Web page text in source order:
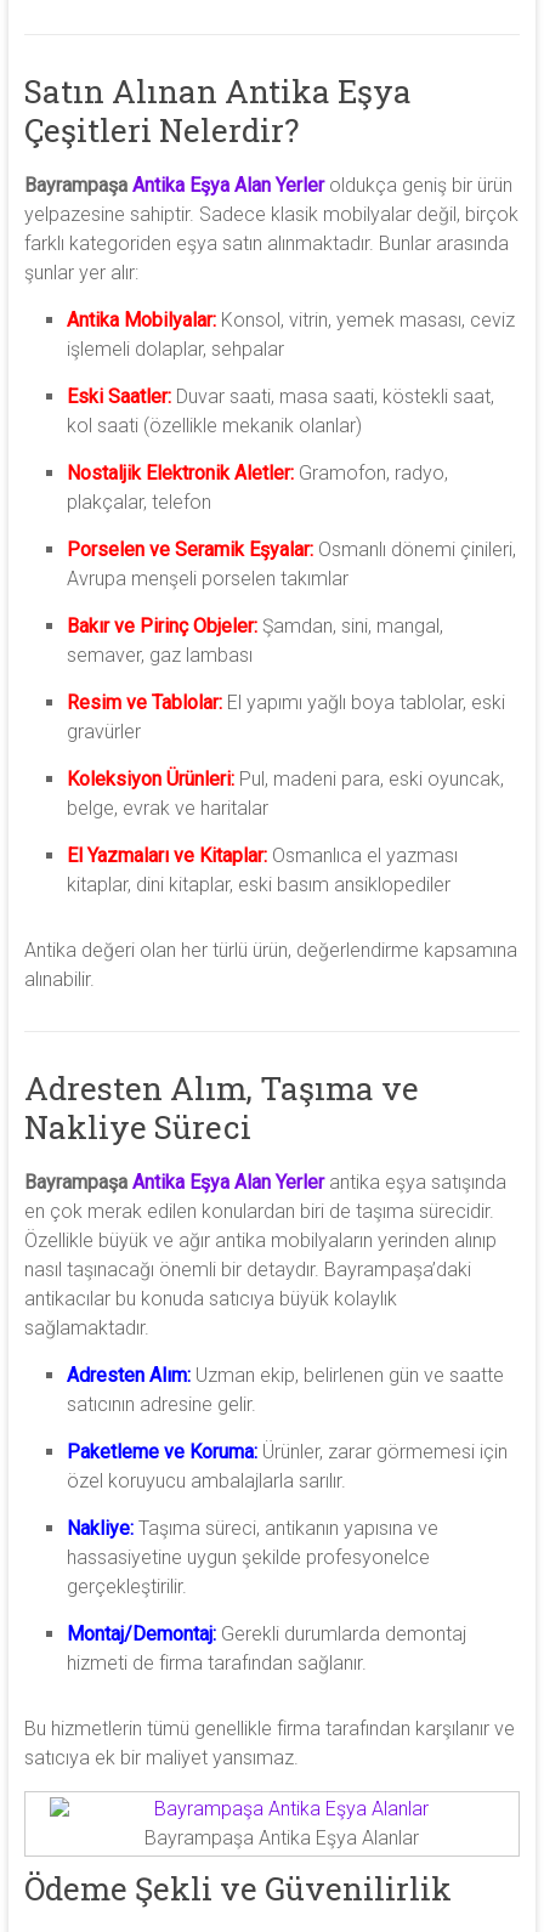
Satın Alınan Antika Eşya
Çeşitleri Nelerdir?
Bayrampaşa Antika Eşya Alan Yerleroldukça geniş bir ürün
yelpazesine sahiptir. Sadece klasik mobilyalar değil, birçok
farklı kategoriden eşya satın alınmaktadır. Bunlar arasında
şunlar yer alır:
Antika Mobilyalar:Konsol, vitrin, yemek masası, ceviz
işlemeli dolaplar, sehpalar
Eski Saatler:Duvar saati, masa saati, köstekli saat,
kol saati (özellikle mekanik olanlar)
Nostaljik Elektronik Aletler:Gramofon, radyo,
plakçalar, telefon
Porselen ve Seramik Eşyalar: Osmanlı dönemi çinileri,
Avrupa menşeli porselen takımlar
Bakır ve Pirinç Objeler:Şamdan, sini, mangal,
semaver, gaz lambası
Resim ve Tablolar:El yapımı yağlı boya tablolar, eski
gravürler
Koleksiyon Ürünleri:Pul, madeni para, eski oyuncak,
belge, evrak ve haritalar
El Yazmaları ve Kitaplar:Osmanlıca el yazması
kitaplar, dini kitaplar, eski basım ansiklopediler
Antika değeri olan her türlü ürün, değerlendirme kapsamına
alınabilir.
Adresten Alım, Taşıma ve
Nakliye Süreci
Bayrampaşa Antika Eşya Alan Yerler antika eşya satışında
en çok merak edilen konulardan biri de taşıma sürecidir.
Özellikle büyük ve ağır antika mobilyaların yerinden alınıp
nasıl taşınacağı önemli bir detaydır. Bayrampaşa’daki
antikacılar bu konuda satıcıya büyük kolaylık
sağlamaktadır.
Adresten Alım:Uzman ekip, belirlenen gün ve saatte
satıcının adresine gelir.
Paketleme ve Koruma:Ürünler, zarar görmemesi için
özel koruyucu ambalajlarla sarılır.
Nakliye:Taşıma süreci, antikanın yapısına ve
hassasiyetine uygun şekilde profesyonelce
gerçekleştirilir.
Montaj/Demontaj:Gerekli durumlarda demontaj
hizmeti de firma tarafından sağlanır.
Bu hizmetlerin tümü genellikle firma tarafından karşılanır ve
satıcıya ek bir maliyet yansımaz.
Bayrampaşa Antika Eşya Alanlar
Ödeme Şekli ve Güvenilirlik